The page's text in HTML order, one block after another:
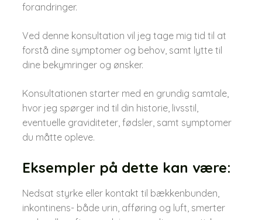
forandringer.
Ved denne konsultation vil jeg tage mig tid til at
forstå dine symptomer og behov, samt lytte til
dine bekymringer og ønsker.
Konsultationen starter med en grundig samtale,
hvor jeg spørger ind til din historie, livsstil,
eventuelle graviditeter, fødsler, samt symptomer
du måtte opleve.
Eksempler på dette kan være:
Nedsat styrke eller kontakt til bækkenbunden,
inkontinens- både urin, afføring og luft, smerter